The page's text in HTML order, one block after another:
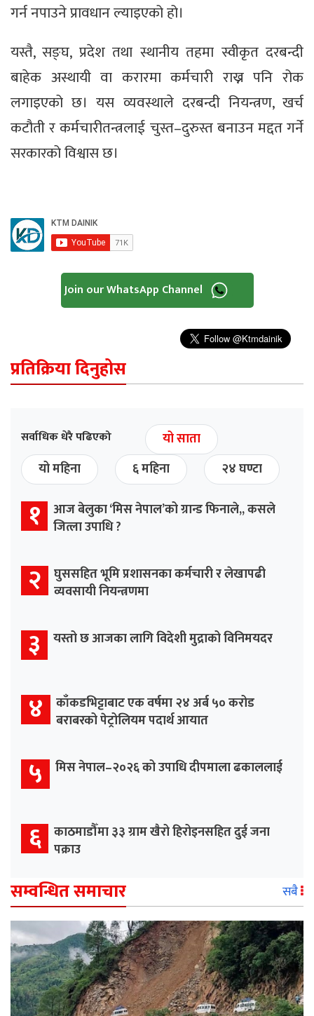
गर्न नपाउने प्रावधान ल्याइएको हो।
यस्तै, सङ्घ, प्रदेश तथा स्थानीय तहमा स्वीकृत दरबन्दी
बाहेक अस्थायी वा करारमा कर्मचारी राख्न पनि रोक
लगाइएको छ। यस व्यवस्थाले दरबन्दी नियन्त्रण, खर्च
कटौती र कर्मचारीतन्त्रलाई चुस्त–दुरुस्त बनाउन मद्दत गर्ने
सरकारको विश्वास छ।
Join our WhatsApp Channel
प्रतिक्रिया दिनुहोस
सर्वाधिक धेरै पढिएको
यो साता
यो महिना
६ महिना २४ घण्टा
१ आज बेलुका ‘मिस नेपाल’को ग्रान्ड फिनाले,, कसले
जित्ला उपाधि ?
२ घुससहित भूमि प्रशासनका कर्मचारी र लेखापढी
व्यवसायी नियन्त्रणमा
३ यस्तो छ आजका लागि विदेशी मुद्राको विनिमयदर
४ काँकडभिट्टाबाट एक वर्षमा २४ अर्ब ५० करोड
बराबरको पेट्रोलियम पदार्थ आयात
५ मिस नेपाल–२०२६ को उपाधि दीपमाला ढकाललाई
६ काठमाडौँमा ३३ ग्राम खैरो हिरोइनसहित दुई जना
पक्राउ
सम्वन्धित समाचार सबै